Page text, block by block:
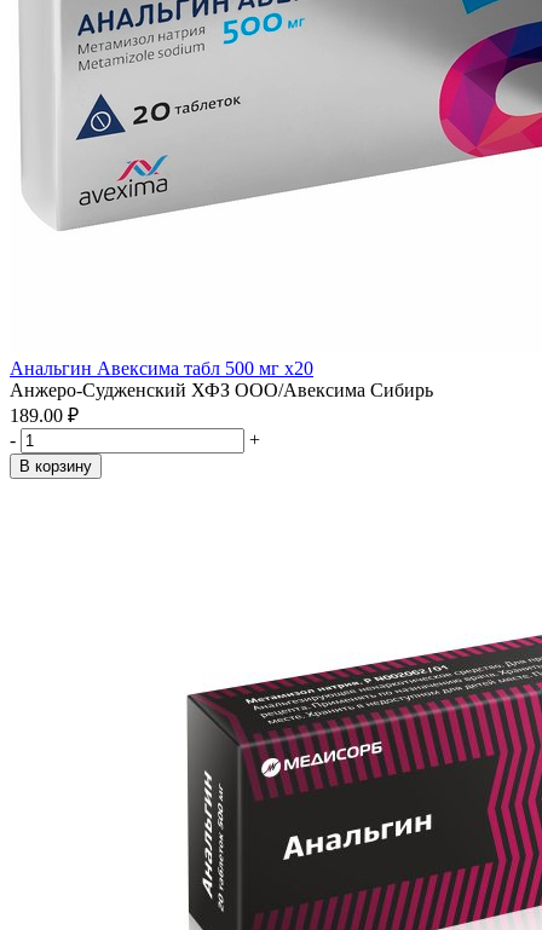
Анальгин Авексима табл 500 мг x20
Анжеро-Судженский ХФЗ ООО/Авексима Сибирь
189.00 ₽
-
+
В корзину